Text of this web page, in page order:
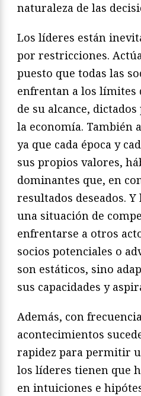
naturaleza de las
Los líderes están
por restricciones.
puesto que todas las
enfrentan a los límites
de su alcance,
la economía. También
ya que cada época y
sus propios valores,
dominantes que, en
resultados deseados.
una situación de
enfrentarse a otros
socios potenciales o
son estáticos, sino
sus capacidades y
Además, con
acontecimientos
rapidez para permitir
los líderes tienen que
en intuiciones e